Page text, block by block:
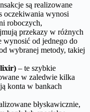
są realizowane
oczekiwania wynosi
roboczych,
przekazy w różnych
wynosić od jednego do
wybranej metody, takiej
– te szybkie
w zaledwie kilka
konta w bankach
błyskawicznie,